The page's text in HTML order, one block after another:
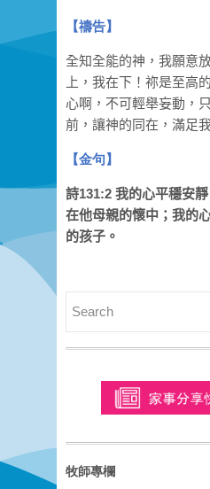
【禱告】
全知全能的神 ，我願意
上，我在下！ 祢是至高
心啊 ，不可輕舉妄動，
前，讓神的同在，滿足
【金句】
詩131:2 我的心平穩安
在他母親的懷中；我的
的孩子。
牧師專欄